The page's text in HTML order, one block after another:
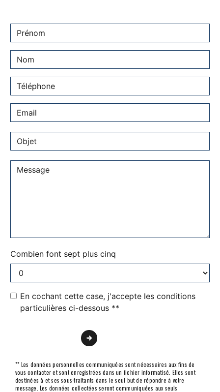
Combien font sept plus cinq
En cochant cette case, j'accepte les conditions
particulières ci-dessous **
** Les données personnelles communiquées sont nécessaires aux fins de
vous contacter et sont enregistrées dans un fichier informatisé. Elles sont
destinées à et ses sous-traitants dans le seul but de répondre à votre
message. Les données collectées seront communiquées aux seuls